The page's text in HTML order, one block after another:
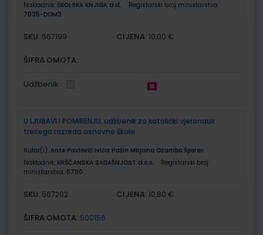
Nakladnik: ŠKOLSKA KNJIGA d.d.
Registarski broj ministarstva:
7035-DOM3
SKU: 567199 CIJENA: 10,00 €
ŠIFRA OMOTA:
Udžbenik
U LJUBAVI I POMIRENJU; udžbenik za katolički vjeronauk
trećega razreda osnovne škole
Autor(i): Ante Pavlović Ivica Pažin Mirjana Džambo Šporec
Nakladnik: KRŠĆANSKA SADAŠNJOST d.o.o.
Registarski broj
ministarstva: 6700
SKU: 567202 CIJENA: 10,80 €
ŠIFRA OMOTA: 500156